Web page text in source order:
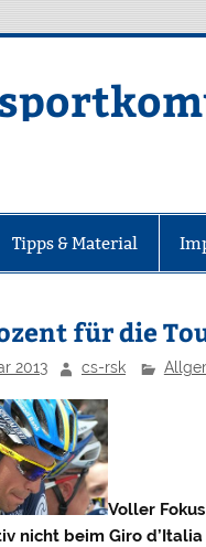
Tipps & Material
für die
2013 cs-rsk
Voller
nicht beim Giro